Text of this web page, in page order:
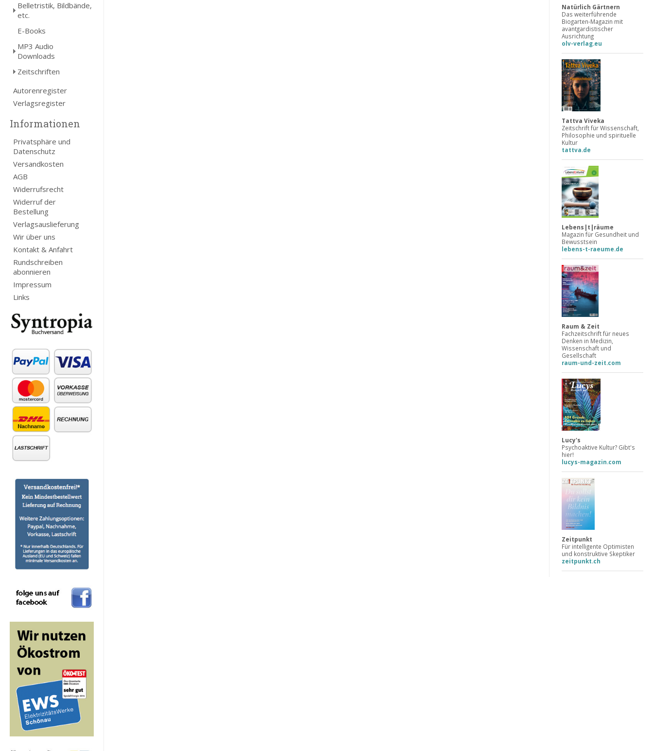
Belletristik, Bildbände,
etc.
E-Books
MP3 Audio
Downloads
Zeitschriften
Autorenregister
Verlagsregister
Informationen
Privatsphäre und
Datenschutz
Versandkosten
AGB
Widerrufsrecht
Widerruf der
Bestellung
Verlagsauslieferung
Wir über uns
Kontakt & Anfahrt
Rundschreiben
abonnieren
Impressum
Links
Natürlich Gärtnern
Das weiterführende
Biogarten-Magazin mit
avantgardistischer
Ausrichtung
olv-verlag.eu
Tattva Viveka
Zeitschrift für Wissenschaft,
Philosophie und spirituelle
Kultur
tattva.de
Lebens|t|räume
Magazin für Gesundheit und
Bewusstsein
lebens-t-raeume.de
Raum & Zeit
Fachzeitschrift für neues
Denken in Medizin,
Wissenschaft und
Gesellschaft
raum-und-zeit.com
Lucy's
Psychoaktive Kultur? Gibt's
hier!
lucys-magazin.com
Zeitpunkt
Für intelligente Optimisten
und konstruktive Skeptiker
zeitpunkt.ch